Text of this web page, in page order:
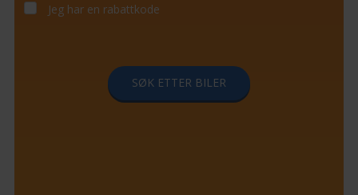
Jeg har en rabattkode
SØK ETTER BILER